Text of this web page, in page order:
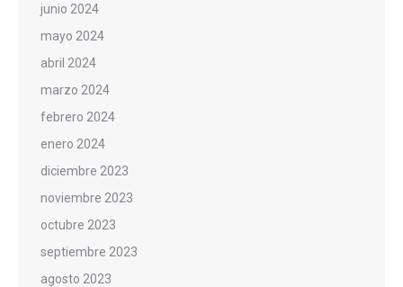
junio 2024
mayo 2024
abril 2024
marzo 2024
febrero 2024
enero 2024
diciembre 2023
noviembre 2023
octubre 2023
septiembre 2023
agosto 2023